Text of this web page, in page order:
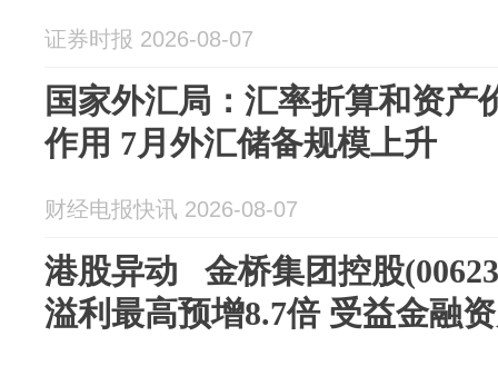
证券时报 2026-08-07
国家外汇局：汇率折算和资产
作用 7月外汇储备规模上升
财经电报快讯 2026-08-07
港股异动 金桥集团控股
溢利最高预增8.7倍 受益金融